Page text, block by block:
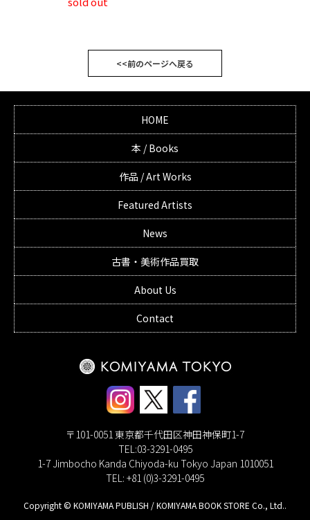
<<前のページへ戻る
HOME
本 / Books
作品 / Art Works
Featured Artists
News
古書・美術作品買取
About Us
Contact
〒101-0051 東京都千代田区神田神保町1-7
TEL:03-3291-0495
1-7 Jimbocho Kanda Chiyoda-ku Tokyo Japan 1010051
TEL: +81 (0)3-3291-0495
Copyright © KOMIYAMA PUBLISH / KOMIYAMA BOOK STORE Co., Ltd..